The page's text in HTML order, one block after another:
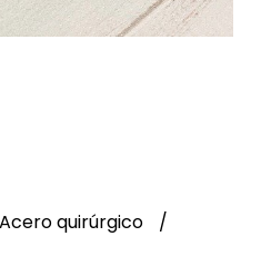
Acero quirúrgico